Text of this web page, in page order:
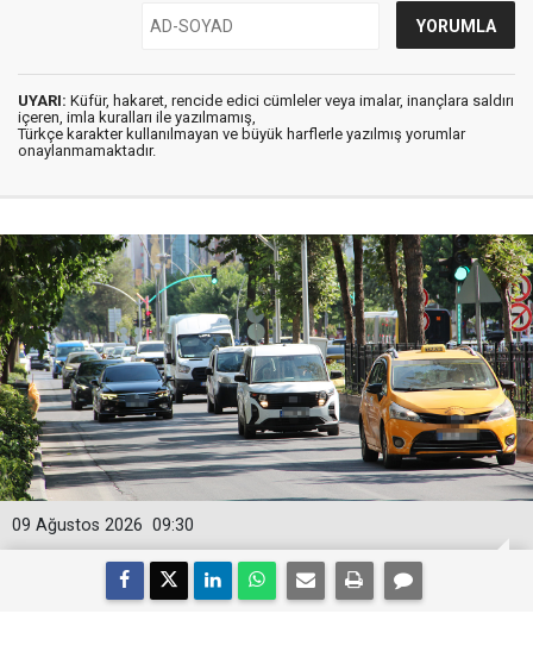
UYARI: Küfür, hakaret, rencide edici cümleler veya imalar, inançlara saldırı
içeren, imla kuralları ile yazılmamış,
Türkçe karakter kullanılmayan ve büyük harflerle yazılmış yorumlar
onaylanmamaktadır.
09:30
09 Ağustos 2026